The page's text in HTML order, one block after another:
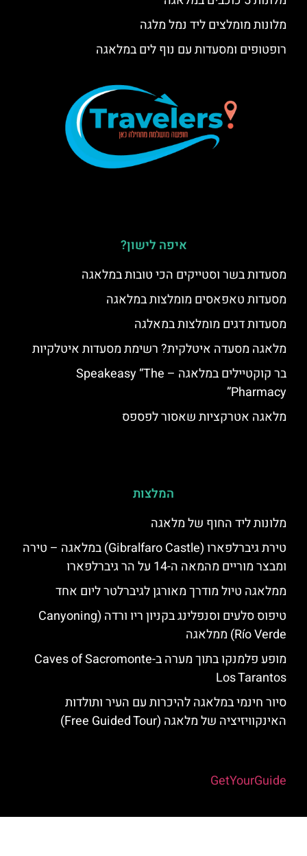
מלונות מומלצים ליד נמל מלגה
רופטופים ומסעדות עם נוף לים במלאגה
איפה לישון?
מסעדות בשר וסטייקים הכי טובות במלאגה
מסעדות טאפאסים מומלצות במלאגה
מסעדות דגים מומלצות במאלגה
מלאגה מסעדה איטלקית? רשימת מסעדות איטלקיות
בר קוקטיילים במלאגה – Speakeasy “The
Pharmacy”
מלאגה אטרקציות שאסור לפספס
המלצות
מלונות ליד החוף של מלאגה
טירת גיברלפארו (Gibralfaro Castle) במלאגה – טירה
ומבצר מוריים מהמאה ה-14 על הר גיברלפארו
ממלאגה טיול מודרך מאורגן לגיברלטר ליום אחד
טיפוס סלעים וסנפלינג בקניון ריו ורדה (Canyoning
Río Verde) ממלאגה
מופע פלמנקו בתוך מערה ב-Caves of Sacromonte
Los Tarantos
סיור חינמי במלאגה להיכרות עם העיר ותולדות
האינקוויזיציה של מלאגה (Free Guided Tour)
GetYourGuide